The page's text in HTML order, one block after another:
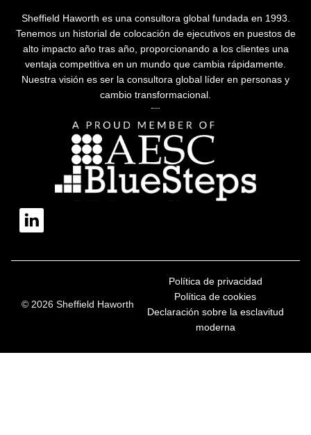
Sheffield Haworth es una consultora global fundada en 1993.
Tenemos un historial de colocación de ejecutivos en puestos de
alto impacto año tras año, proporcionando a los clientes una
ventaja competitiva en un mundo que cambia rápidamente.
Nuestra visión es ser la consultora global líder en personas y
cambio transformacional.
© 2026 Sheffield Haworth
Política de privacidad
Política de cookies
Declaración sobre la esclavitud
moderna